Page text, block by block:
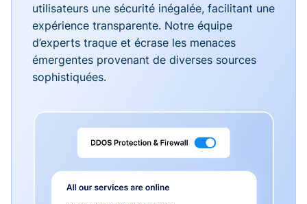
utilisateurs une sécurité inégalée, facilitant une
expérience transparente. Notre équipe
d’experts traque et écrase les menaces
émergentes provenant de diverses sources
sophistiquées.